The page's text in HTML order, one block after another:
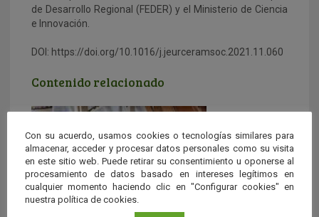
de Desarrollo Regional (FEDER) y el Ministerio de Ciencia
e Innovación.
DOI: https://doi.org/10.1016/j.jeurceramsoc.2021.11.060
Contenido relacionado
Con su acuerdo, usamos cookies o tecnologías similares para
almacenar, acceder y procesar datos personales como su visita
en este sitio web. Puede retirar su consentimiento u oponerse al
procesamiento de datos basado en intereses legítimos en
cualquier momento haciendo clic en "Configurar cookies" en
nuestra política de cookies.